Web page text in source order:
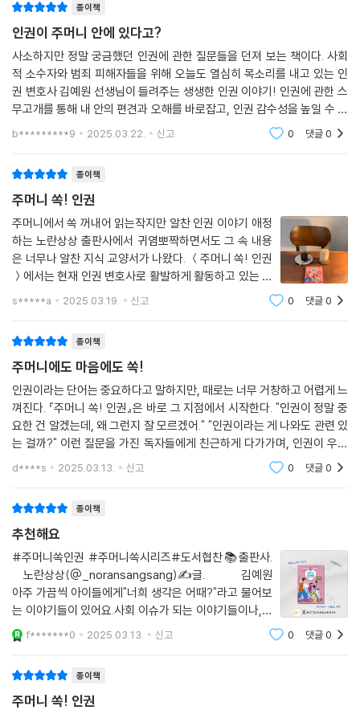
종이책
인권이 주머니 안에 있다고?
사소하지만 정말 궁금했던 인권에 관한 질문들을 던져 보는 책이다. 사회
적 소수자와 범죄 피해자들을 위해 오늘도 열심히 목소리를 내고 있는 인
권 변호사 김예원 선생님이 들려주는 생생한 인권 이야기! 인권에 관한 스
무고개를 통해 내 안의 편견과 오해를 바로잡고, 인권 감수성을 높일 수 있
다. 인권이 소중하다는 건 누구나 아는 사실이다. 그러나 인권에 관한 문제
b*********9 2025.03.22. 신고 0 댓글0
종이책
주머니 쏙! 인권
주머니에서 쏙 꺼내어 읽는작지만 알찬 인권 이야기 애정
하는 노란상상 출판사에서 귀염뽀짝하면서도 그 속 내용
은 너무나 알찬 지식 교양서가 나왔다. ＜주머니 쏙! 인권
＞에서는 현재 인권 변호사로 활발하게 활동하고 있는 김
예원 변호사님이 직접 쓴 '인권'에 관한 이야기가 담겨있
s*****a 2025.03.19. 신고 0 댓글0
종이책
주머니에도 마음에도 쏙!
인권이라는 단어는 중요하다고 말하지만, 때로는 너무 거창하고 어렵게 느
껴진다. 『주머니 쏙! 인권』은 바로 그 지점에서 시작한다. "인권이 정말 중
요한 건 알겠는데, 왜 그런지 잘 모르겠어." "인권이라는 게 나와도 관련 있
는 걸까?" 이런 질문을 가진 독자들에게 친근하게 다가가며, 인권이 우리
일상과 어떻게 맞닿아 있는지 알려준다.이 책은 사회적 소수자와 범죄 피
d****s 2025.03.13. 신고 0 댓글0
종이책
추천해요
#주머니쏙인권 #주머니쏙시리즈#도서협찬📚출판사.
노란상상(@_noransangsang)✍️글. 김예원
아주 가끔씩 아이들에게"너희 생각은 어때?"라고 물어보
는 이야기들이 있어요.사회 이슈가 되는 이야기들이나,학
교에서 일어난 이야기들 속에서아이들의 의견을 종종 물
어보게 되는데살짝 마무리 없이 끝날때는 찝찝함이 남더
f*******0 2025.03.13. 신고 0 댓글0
종이책
주머니 쏙! 인권